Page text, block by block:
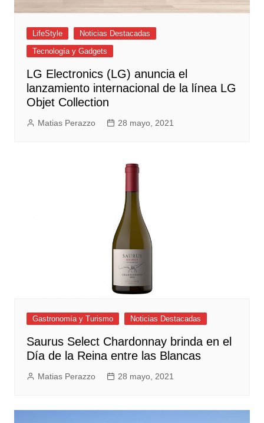
LifeStyle
Noticias Destacadas
Tecnología y Gadgets
LG Electronics (LG) anuncia el
lanzamiento internacional de la línea LG
Objet Collection
Matias Perazzo 28 mayo, 2021
Gastronomía y Turismo Noticias Destacadas
Saurus Select Chardonnay brinda en el
Día de la Reina entre las Blancas
Matias Perazzo 28 mayo, 2021